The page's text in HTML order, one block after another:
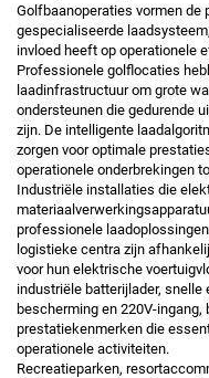
Golfbaanoperaties vormen de
gespecialiseerde
invloed heeft op operationele
Professionele golflocaties
laadinfrastructuur om grote
ondersteunen die gedurende
zijn. De intelligente
zorgen voor optimale
operationele onderbrekingen
Industriële installaties die
professionele
logistieke centra zijn
voor hun elektrische
industriële batterijlader,
bescherming en 220V-
prestatiekenmerken die
operationele activiteiten.
Recreatieparken,